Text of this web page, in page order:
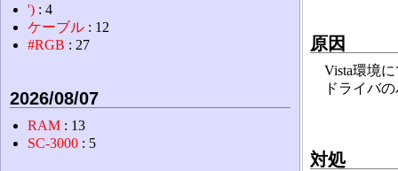
原因
Vista環境に
ドライバの
対処
') : 4
ケーブル : 12
#RGB : 27
2026/08/07
RAM : 13
SC-3000 : 5